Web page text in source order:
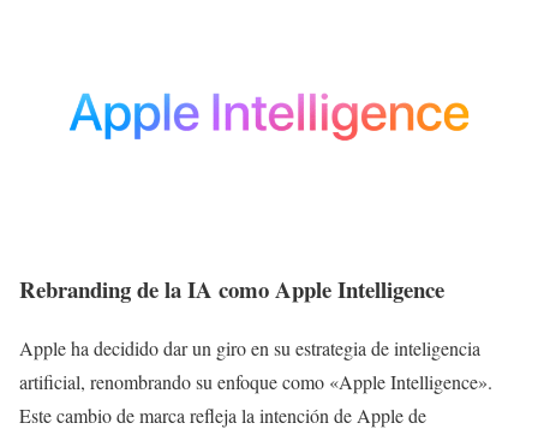
Rebranding de la IA como Apple Intelligence
Apple ha decidido dar un giro en su estrategia de inteligencia
artificial, renombrando su enfoque como «Apple Intelligence».
Este cambio de marca refleja la intención de Apple de